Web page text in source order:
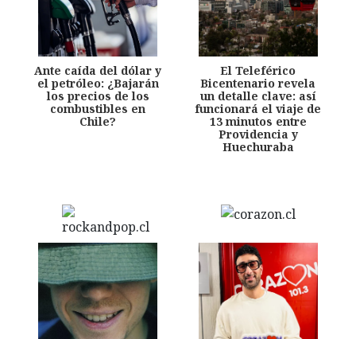
Ante caída del dólar y
el petróleo: ¿Bajarán
los precios de los
combustibles en
Chile?
El Teleférico
Bicentenario revela
un detalle clave: así
funcionará el viaje de
13 minutos entre
Providencia y
Huechuraba